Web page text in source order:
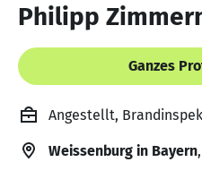
Philipp
Ganzes
Angestellt,
Weissenburg in Bayern